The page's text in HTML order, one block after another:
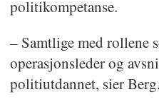
politikompetanse.
– Samtlige med rollene
operasjonsleder og
politiutdannet, sier Berg.